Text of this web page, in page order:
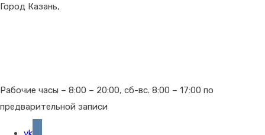
Город Казань,
Рабочие часы – 8:00 – 20:00, сб-вс. 8:00 – 17:00 по
предварительной записи